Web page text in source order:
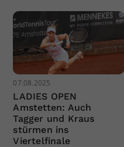
07.08.2025
LADIES OPEN
Amstetten: Auch
Tagger und Kraus
stürmen ins
Viertelfinale